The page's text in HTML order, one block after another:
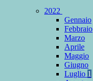
2022
Gennaio
Febbraio
Marzo
Aprile
Maggio
Giugno
Luglio 1